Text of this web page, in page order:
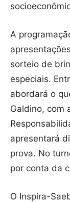
A
sorteio de
especiais.
abordará o
Galdino, com
apresentará
prova. No
por conta da
O Inspira-